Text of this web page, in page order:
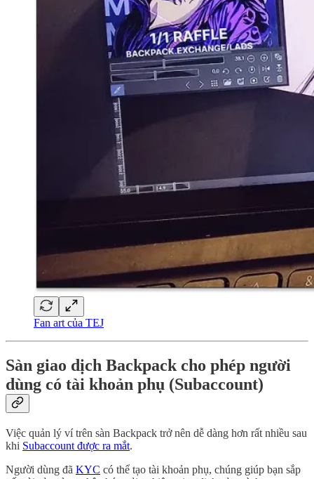
Fan art của TEJ
Sàn giao dịch Backpack cho phép người
dùng có tài khoản phụ (Subaccount)
Việc quản lý ví trên sàn Backpack trở nên dễ dàng hơn rất nhiều sau
khi Subaccount được ra mắt.
Người dùng đã KYC có thể tạo tài khoản phụ, chúng giúp bạn sắp